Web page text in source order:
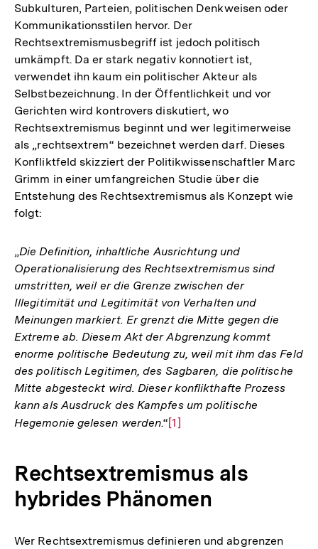
Subkulturen, Parteien, politischen Denkweisen oder
Kommunikationsstilen hervor. Der
Rechtsextremismusbegriff ist jedoch politisch
umkämpft. Da er stark negativ konnotiert ist,
verwendet ihn kaum ein politischer Akteur als
Selbstbezeichnung. In der Öffentlichkeit und vor
Gerichten wird kontrovers diskutiert, wo
Rechtsextremismus beginnt und wer legitimerweise
als „rechtsextrem“ bezeichnet werden darf. Dieses
Konfliktfeld skizziert der Politikwissenschaftler Marc
Grimm in einer umfangreichen Studie über die
Entstehung des Rechtsextremismus als Konzept wie
folgt:
„Die Definition, inhaltliche Ausrichtung und
Operationalisierung des Rechtsextremismus sind
umstritten, weil er die Grenze zwischen der
Illegitimität und Legitimität von Verhalten und
Meinungen markiert. Er grenzt die Mitte gegen die
Extreme ab. Diesem Akt der Abgrenzung kommt
enorme politische Bedeutung zu, weil mit ihm das Feld
des politisch Legitimen, des Sagbaren, die politische
Mitte abgesteckt wird. Dieser konflikthafte Prozess
kann als Ausdruck des Kampfes um politische
Hegemonie gelesen werden.“Zur
Fußnote
[1]
Rechtsextremismus als
hybrides Phänomen
Wer Rechtsextremismus definieren und abgrenzen